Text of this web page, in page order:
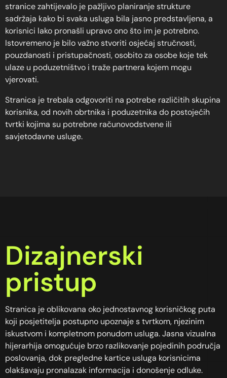
stranice zahtijevalo je pažljivo planiranje strukture
sadržaja kako bi svaka usluga bila jasno predstavljena, a
korisnici lako pronašli upravo ono što im je potrebno.
Istovremeno je bilo važno stvoriti osjećaj stručnosti,
pouzdanosti i pristupačnosti, osobito za osobe koje tek
ulaze u poduzetništvo i traže partnera kojem mogu
vjerovati.
Stranica je trebala odgovoriti na potrebe različitih skupina
korisnika, od novih obrtnika i poduzetnika do postojećih
tvrtki kojima su potrebne računovodstvene ili
savjetodavne usluge.
Dizajnerski
pristup
Stranica je oblikovana oko jednostavnog korisničkog puta
koji posjetitelja postupno upoznaje s tvrtkom, njezinim
iskustvom i kompletnom ponudom usluga. Jasna vizualna
hijerarhija omogućuje brzo razlikovanje pojedinih područja
poslovanja, dok pregledne kartice usluga korisnicima
olakšavaju pronalazak informacija i donošenje odluke.